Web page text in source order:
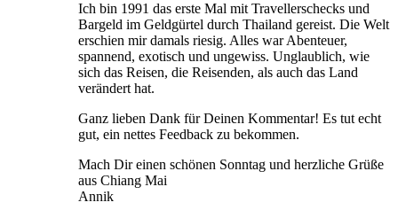
Ich bin 1991 das erste Mal mit Travellerschecks und
Bargeld im Geldgürtel durch Thailand gereist. Die Welt
erschien mir damals riesig. Alles war Abenteuer,
spannend, exotisch und ungewiss. Unglaublich, wie
sich das Reisen, die Reisenden, als auch das Land
verändert hat.
Ganz lieben Dank für Deinen Kommentar! Es tut echt
gut, ein nettes Feedback zu bekommen.
Mach Dir einen schönen Sonntag und herzliche Grüße
aus Chiang Mai
Annik